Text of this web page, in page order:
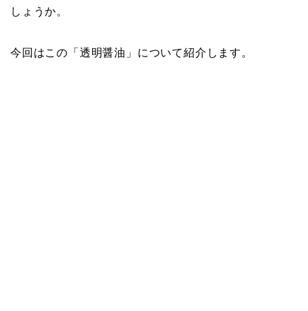
しょうか。
今回はこの「透明醤油」について紹介します。